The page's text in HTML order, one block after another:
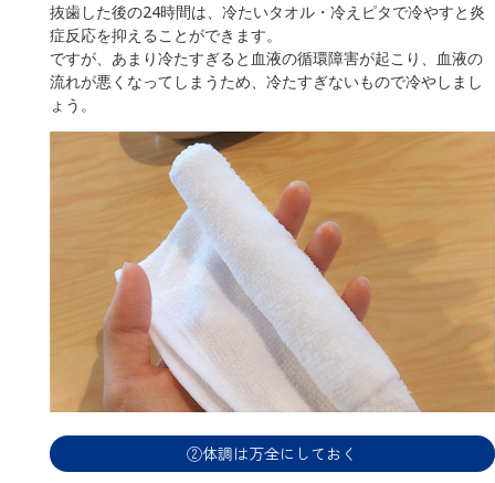
抜歯した後の24時間は、冷たいタオル・冷えピタで冷やすと炎
症反応を抑えることができます。
ですが、あまり冷たすぎると血液の循環障害が起こり、血液の
流れが悪くなってしまうため、冷たすぎないもので冷やしまし
ょう。
②体調は万全にしておく